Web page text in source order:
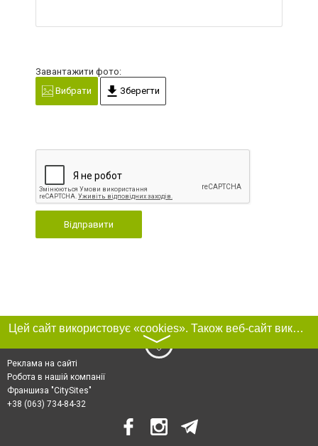
Завантажити фото:
Вибрати
Зберегти
Відправити
Цей сайт використовує «cookies». Також веб-сайт використовує інтернет-сервіс для збору технічних даних стосовно відвідувачів з метою отримання маркетингової та статистичної інформації. Умови обробки даних відвідувачів сайту див.
〉
Реклама на сайті
Робота в нашій компанії
Франшиза "CitySites"
+38 (063) 734-84-32